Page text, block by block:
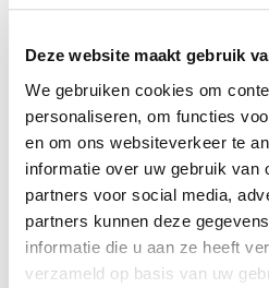
Deze website maakt gebruik
We gebruiken cookies om
personaliseren, om functies
en om ons websiteverkeer te
informatie over uw gebruik van
partners voor social media,
partners kunnen deze
informatie die u aan ze heeft
verzameld op basis van uw
die in Algiers en Tunis gevangen
Over het lot van deze
de aantekeningen van Jan
werd zijn schip De Kroonvogel
Dekker kwam als tot slaaf
sultan van Marokko, die hem
gaf echter niet toe en desondanks
tot magazijnmeester. In 1733 was
nog vastzat. Sommigen waren
de kapitein waren vrijgekocht. In
hiervoor speciale slavenkassen